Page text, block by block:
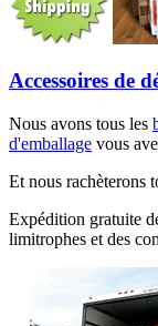
Accessoires de
Nous avons tous les
d'emballage vous
Et nous rachèterons
Expédition gratuite
limitrophes et des